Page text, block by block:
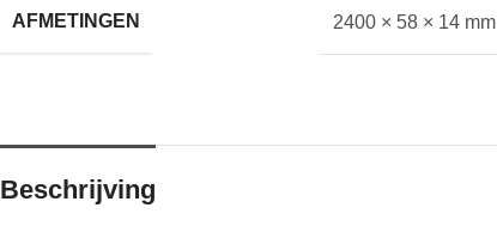
AFMETINGEN 2400 × 58 × 14 mm
Beschrijving